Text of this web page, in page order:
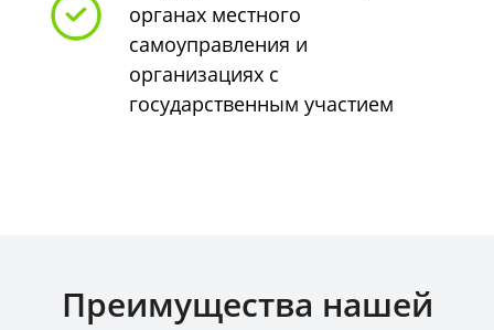
органах местного
самоуправления и
организациях с
государственным участием
Преимущества нашей